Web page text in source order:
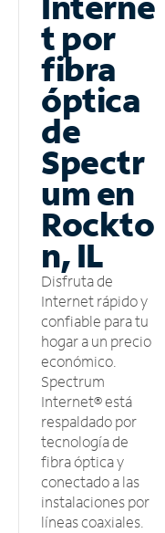
t por
fibra
óptica
de
Spectr
um en
Rockto
n, IL
Disfruta de
Internet rápido y
confiable para tu
hogar a un precio
económico.
Spectrum
Internet® está
respaldado por
tecnología de
fibra óptica y
conectado a las
instalaciones por
líneas coaxiales.